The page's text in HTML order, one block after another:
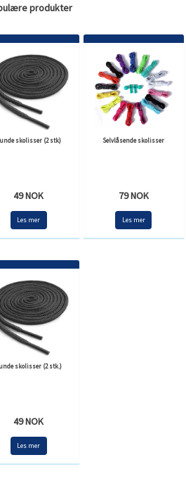
produkter
skolisser (2 stk)
49 NOK
Les mer
Selvlåsende skolisser
79 NOK
Les mer
skolisser (2 stk.)
49 NOK
Les mer